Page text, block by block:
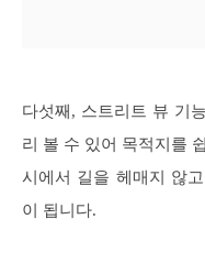
다섯째, 스트리트 뷰 기
리 볼 수 있어 목적지를
시에서 길을 헤매지 않
이 됩니다.